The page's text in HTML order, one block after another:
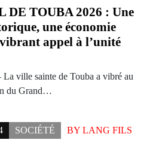
DE TOUBA 2026 : Une
une économie
appel à l’unité
ville sainte de Touba a vibré au
du Grand…
SOCIÉTÉ BY LANG FILS